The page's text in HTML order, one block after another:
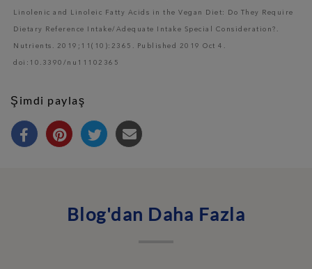
Linolenic and Linoleic Fatty Acids in the Vegan Diet: Do They Require
Dietary Reference Intake/Adequate Intake Special Consideration?.
Nutrients. 2019;11(10):2365. Published 2019 Oct 4.
doi:10.3390/nu11102365
Şimdi paylaş
Blog'dan Daha Fazla